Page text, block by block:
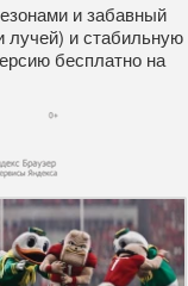
и забавный
лучей) и стабильную
бесплатно на